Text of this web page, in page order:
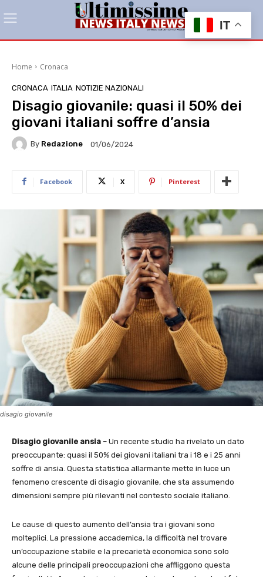
Home Cronaca
CRONACA ITALIA NOTIZIE NAZIONALI
Disagio giovanile: quasi il 50% dei
giovani italiani soffre d’ansia
By Redazione 01/06/2024
Facebook X Pinterest
disagio giovanile
Disagio giovanile ansia – Un recente studio ha rivelato un dato
preoccupante: quasi il 50% dei giovani italiani tra i 18 e i 25 anni
soffre di ansia. Questa statistica allarmante mette in luce un
fenomeno crescente di disagio giovanile, che sta assumendo
dimensioni sempre più rilevanti nel contesto sociale italiano.
Le cause di questo aumento dell’ansia tra i giovani sono
molteplici. La pressione accademica, la difficoltà nel trovare
un’occupazione stabile e la precarietà economica sono solo
alcune delle principali preoccupazioni che affliggono questa
IT